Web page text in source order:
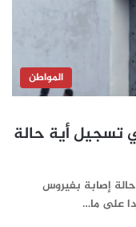
المواطن
تسجيل أية حالة
إصابة بفيروس
على ما…